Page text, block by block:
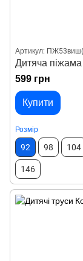
Артикул:
Дитяча піжама
599 грн
Купити
Розмір
92 98 104
146